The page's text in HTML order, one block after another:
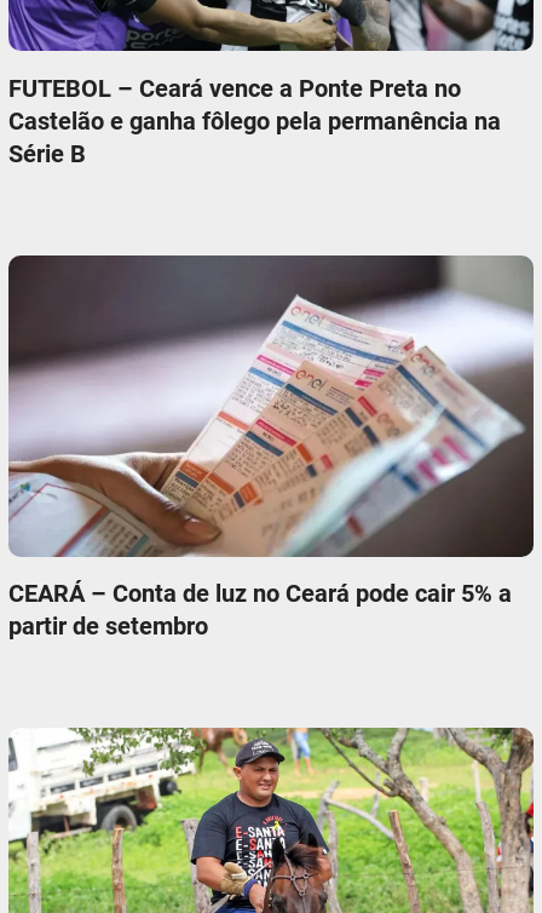
FUTEBOL – Ceará vence a Ponte Preta no
Castelão e ganha fôlego pela permanência na
Série B
CEARÁ – Conta de luz no Ceará pode cair 5% a
partir de setembro